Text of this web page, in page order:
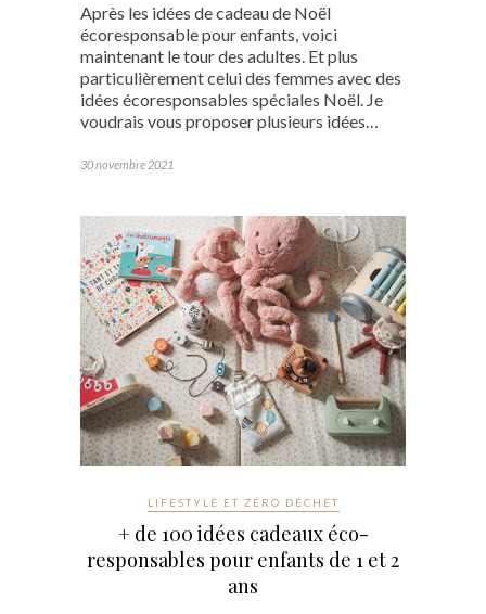
Après les idées de cadeau de Noël
écoresponsable pour enfants, voici
maintenant le tour des adultes. Et plus
particulièrement celui des femmes avec des
idées écoresponsables spéciales Noël. Je
voudrais vous proposer plusieurs idées…
30 novembre 2021
LIFESTYLE ET ZÉRO DÉCHET
+ de 100 idées cadeaux éco-
responsables pour enfants de 1 et 2
ans